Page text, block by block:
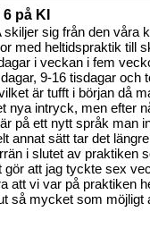
på KI
sig från den våra
med heltidspraktik till
i veckan i fem
9-16 tisdagar och
är tufft i början då
nya intryck, men efter
på ett nytt språk man
annat sätt tar det
i slutet av praktiken
gör att jag tyckte sex
att vi var på praktiken
så mycket som möjligt